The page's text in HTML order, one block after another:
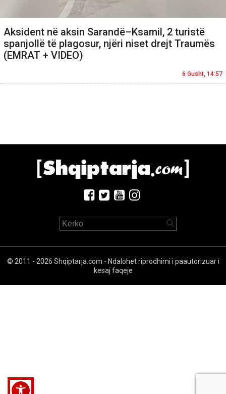
Aksident në aksin Sarandë–Ksamil, 2 turistë
spanjollë të plagosur, njëri niset drejt Traumës
(EMRAT + VIDEO)
6 Gusht, 14:57
© 2011 - 2026 Shqiptarja.com - Ndalohet riprodhimi i paautorizuar i
kesaj faqeje